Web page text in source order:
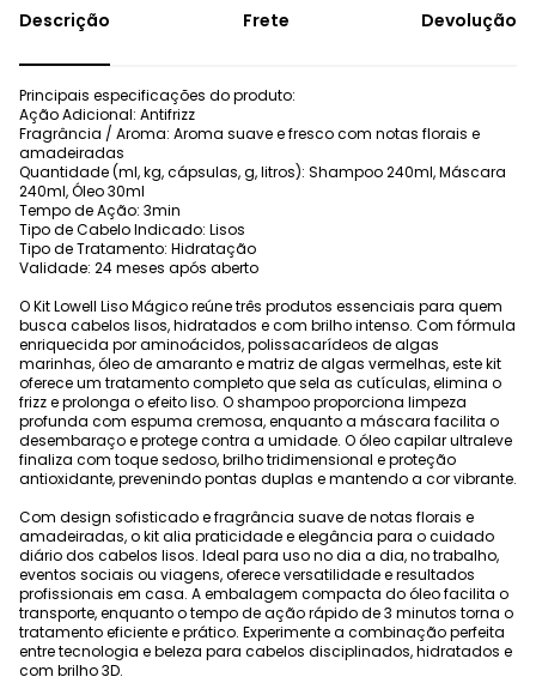
Frete Devolução
Principais especificações do produto:
Ação Adicional: Antifrizz
Fragrância / Aroma: Aroma suave e fresco com notas florais e
amadeiradas
Quantidade (ml, kg, cápsulas, g, litros): Shampoo 240ml, Máscara
240ml, Óleo 30ml
Tempo de Ação: 3min
Tipo de Cabelo Indicado: Lisos
Tipo de Tratamento: Hidratação
Validade: 24 meses após aberto
O Kit Lowell Liso Mágico reúne três produtos essenciais para quem
busca cabelos lisos, hidratados e com brilho intenso. Com fórmula
enriquecida por aminoácidos, polissacarídeos de algas
marinhas, óleo de amaranto e matriz de algas vermelhas, este kit
oferece um tratamento completo que sela as cutículas, elimina o
frizz e prolonga o efeito liso. O shampoo proporciona limpeza
profunda com espuma cremosa, enquanto a máscara facilita o
desembaraço e protege contra a umidade. O óleo capilar ultraleve
finaliza com toque sedoso, brilho tridimensional e proteção
antioxidante, prevenindo pontas duplas e mantendo a cor vibrante.
Com design sofisticado e fragrância suave de notas florais e
amadeiradas, o kit alia praticidade e elegância para o cuidado
diário dos cabelos lisos. Ideal para uso no dia a dia, no trabalho,
eventos sociais ou viagens, oferece versatilidade e resultados
profissionais em casa. A embalagem compacta do óleo facilita o
transporte, enquanto o tempo de ação rápido de 3 minutos torna o
tratamento eficiente e prático. Experimente a combinação perfeita
entre tecnologia e beleza para cabelos disciplinados, hidratados e
com brilho 3D.